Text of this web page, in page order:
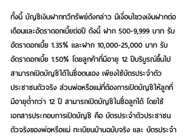
ทั้งนี้ บัญชีเงินฝากทวีทรัพย์ดังกล่าว มีเงื่อนไขวงเงินฝากต่อ
เดือนและอัตราดอกเบี้ยต่อปี ดังนี้ ฝาก 500-9,999 บาท รับ
อัตราดอกเบี้ย 1.35% และฝาก 10,000-25,000 บาท รับ
อัตราดอกเบี้ย 1.50% โดยลูกค้าที่มีอายุ 12 ปีบริบูรณ์ขึ้นไป
สามารถเปิดบัญชีได้ในชื่อตนเอง เพียงใช้บัตรประจำตัว
ประชาชนตัวจริง ส่วนพ่อหรือแม่ที่ต้องการเปิดบัญชีให้ลูกที่
มีอายุต่ำกว่า 12 ปี สามารถเปิดบัญชีในชื่อลูกได้ โดยใช้
เอกสารประกอบการเปิดบัญชี คือ บัตรประจำตัวประชาชน
ตัวจริงของพ่อหรือแม่ ทะเบียนบ้านฉบับจริง และ บัตรประจำ